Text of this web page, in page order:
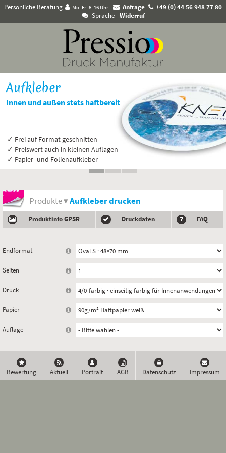
Persönliche Beratung Mo–Fr: 8–16 Uhr Anfrage
+49 (0) 44 56 948 77 80
Sprache- Widerruf -
Aufkleber
Innen und außen stets haftbereit
✓ Frei auf Format geschnitten
✓ Preiswert auch in kleinen Auflagen
✓ Papier- und Folienaufkleber
Produkte ▾Aufkleber drucken
Produktinfo GPSR Druckdaten FAQ
Endformat
Seiten
Druck
Papier
Auflage
Bewertung Aktuell Portrait AGB Datenschutz Impressum